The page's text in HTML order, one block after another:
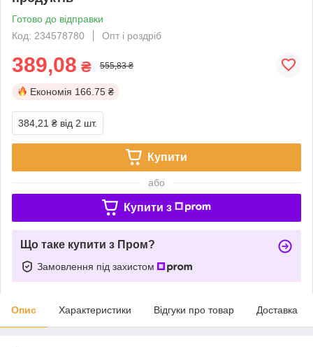
Готово до відправки
Код: 234578780
Опт і роздріб
389,08 ₴ 555,83 ₴
Економія 166.75 ₴
384,21 ₴ від 2 шт.
Купити
або
Купити з
Що таке купити з Пром?
Замовлення під захистом
Опис Характеристики Відгуки про товар Доставка